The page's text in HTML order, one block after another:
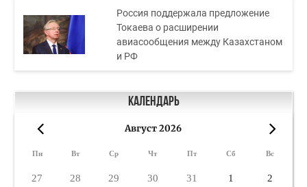
Россия поддержала предложение
Токаева о расширении
авиасообщения между Казахстаном
и РФ
Календарь
Август 2026
Пн Вт Ср Чт Пт Сб Вс
27 28 29 30 31 1 2